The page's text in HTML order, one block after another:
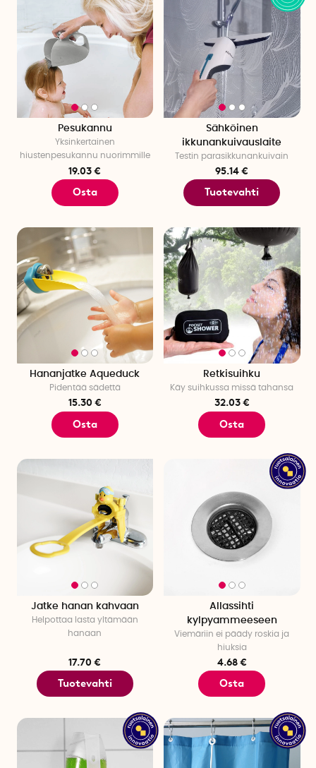
Pesukannu
Yksinkertainen
hiustenpesukannu nuorimmille
19.03 €
Osta
Sähköinen
ikkunankuivauslaite
Testin parasikkunankuivain
95.14 €
Tuotevahti
Hananjatke Aqueduck
Pidentää sädettä
15.30 €
Osta
Retkisuihku
Käy suihkussa missä tahansa
32.03 €
Osta
Jatke hanan kahvaan
Helpottaa lasta yltämään
hanaan
17.70 €
Tuotevahti
Allassihti
kylpyammeeseen
Viemäriin ei päädy roskia ja
hiuksia
4.68 €
Osta